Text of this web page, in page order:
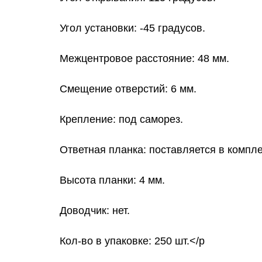
Угол установки: -45 градусов.
Межцентровое расстояние: 48 мм.
Смещение отверстий: 6 мм.
Крепление: под саморез.
Ответная планка: поставляется в
Высота планки: 4 мм.
Доводчик: нет.
Кол-во в упаковке: 250 шт.</p